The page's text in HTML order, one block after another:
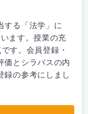
する「法学」に
ます。授業の充
です。会員登録・
価とシラバスの内
録の参考にしまし